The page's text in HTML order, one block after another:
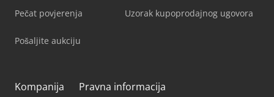
Pečat povjerenja
Pošaljite aukciju
Uzorak kupoprodajnog ugovora
Kompanija Pravna informacija